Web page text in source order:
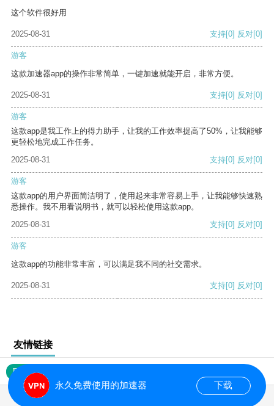
这个软件很好用
2025-08-31 支持[0] 反对[0]
游客
这款加速器app的操作非常简单，一键加速就能开启，非常方便。
2025-08-31 支持[0] 反对[0]
游客
这款app是我工作上的得力助手，让我的工作效率提高了50%，让我能够
更轻松地完成工作任务。
2025-08-31
支持[0] 反对[0]
游客
这款app的用户界面简洁明了，使用起来非常容易上手，让我能够快速熟
悉操作。我不用看说明书，就可以轻松使用这款app。
2025-08-31
支持[0] 反对[0]
游客
这款app的功能非常丰富，可以满足我不同的社交需求。
2025-08-31 支持[0] 反对[0]
友情链接
网站地图
永久免费使用的加速器 下载